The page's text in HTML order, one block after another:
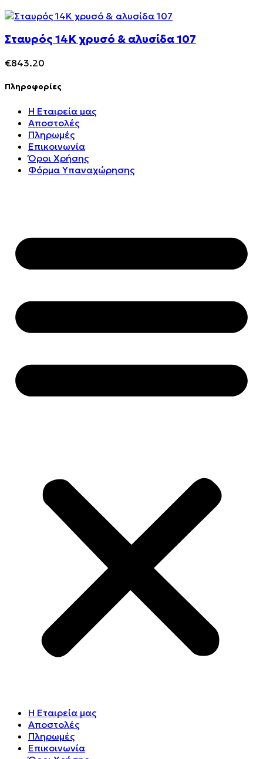
Σταυρός 14Κ χρυσό & αλυσίδα 107
€843.20
Πληροφορίες
Η Εταιρεία μας
Αποστολές
Πληρωμές
Επικοινωνία
Όροι Χρήσης
Φόρμα Υπαναχώρησης
Η Εταιρεία μας
Αποστολές
Πληρωμές
Επικοινωνία